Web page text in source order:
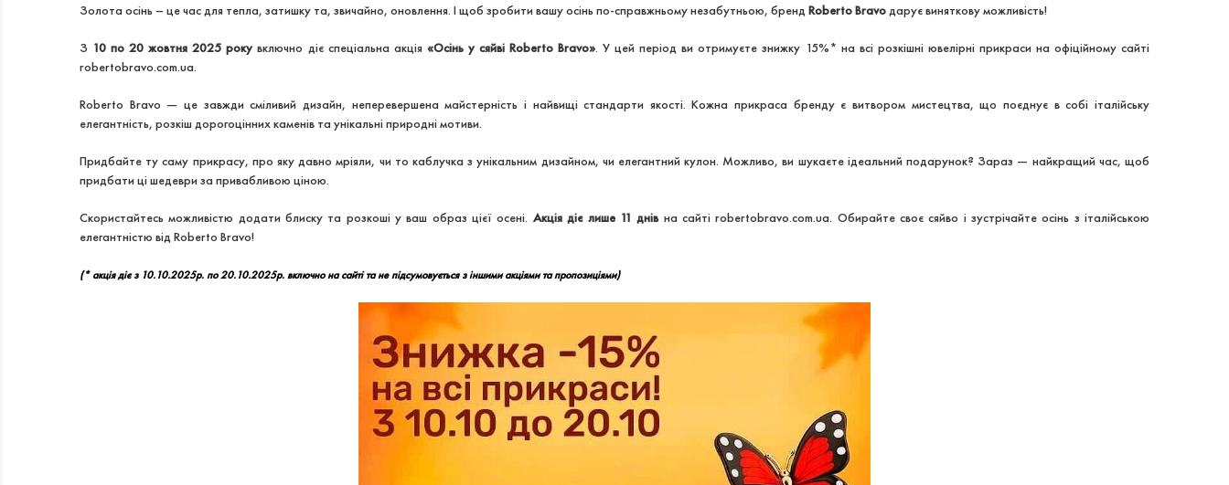
Золота осінь – це час для тепла, затишку та, звичайно, оновлення. І щоб зробити вашу осінь по-справжньому незабутньою, бренд Roberto Bravoдарує виняткову можливість!
З 10 по 20 жовтня 2025 рокувключно діє спеціальна акція «Осінь у сяйві Roberto Bravo». У цей період ви отримуєтезнижку 15%* на всі розкішні ювелірні прикраси на офіційному сайті
robertobravo.com.ua.
Roberto Bravo — це завжди сміливий дизайн, неперевершена майстерність і найвищі стандарти якості. Кожна прикраса бренду є витвором мистецтва, що поєднує в собі італійську
елегантність, розкіш дорогоцінних каменів та унікальні природні мотиви.
Придбайте ту саму прикрасу, про яку давно мріяли, чи то каблучка з унікальним дизайном, чи елегантний кулон. Можливо, ви шукаєте ідеальний подарунок? Зараз — найкращий час, щоб
придбати ці шедеври за привабливою ціною.
Скористайтесь можливістю додати блиску та розкоші у ваш образ цієї осені. Акція діє лише 11 днівна сайтіrobertobravo.com.ua. Обирайте своє сяйво і зустрічайте осінь з італійською
елегантністю від Roberto Bravo!
(* акція діє з 10.10.2025р. по 20.10.2025р. включно на сайті та не підсумовується з іншими акціями та пропозиціями)